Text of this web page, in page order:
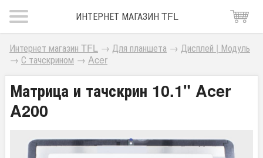
ИНТЕРНЕТ МАГАЗИН TFL
Интернет магазин TFL → Для планшета → Дисплей | Модуль
→ С тачскрином → Acer
Матрица и тачскрин 10.1" Acer
A200